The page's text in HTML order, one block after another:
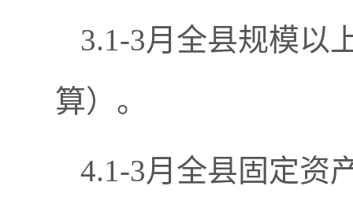
3.1-3月全县规模以
算）。
4.1-3月全县固定资